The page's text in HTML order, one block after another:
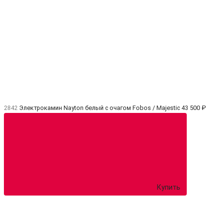
2842 Электрокамин Nayton белый с очагом Fobos / Majestic 43 500 ₽
Купить